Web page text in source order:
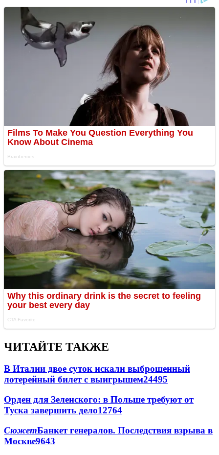
ЧИТАЙТЕ ТАКЖЕ
В Италии двое суток искали выброшенный
лотерейный билет с выигрышем24495
Орден для Зеленского: в Польше требуют от
Туска завершить дело12764
СюжетБанкет генералов. Последствия взрыва в
Москве9643